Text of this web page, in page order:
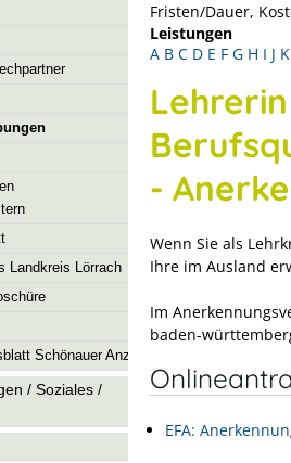
Landkreis Lörrach
Schönauer Anzeiger
/ Soziales /
Fristen/Dauer,
Leistungen
A B C D E F G H I J K
-
Wenn Sie als
Ihre im Ausland
Im
baden-
EFA: